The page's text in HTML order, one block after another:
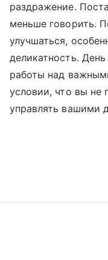
раздражение.
меньше говорить.
улучшаться,
деликатность.
работы над
условии, что вы не
управлять вашими